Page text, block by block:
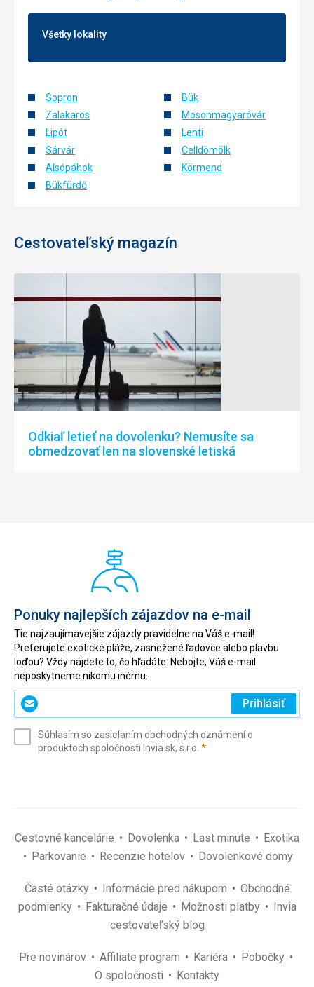
Všetky lokality
Sopron
Zalakaros
Lipót
Sárvár
Alsópáhok
Bükfürdő
Bük
Mosonmagyaróvár
Lenti
Celldömölk
Körmend
Cestovateľský magazín
Odkiaľ letieť na dovolenku? Nemusíte sa
obmedzovať len na slovenské letiská
Ponuky najlepších zájazdov na e-mail
Tie najzaujímavejšie zájazdy pravidelne na Váš e-mail!
Preferujete exotické pláže, zasnežené ľadovce alebo plavbu
loďou? Vždy nájdete to, čo hľadáte. Nebojte, Váš e-mail
neposkytneme nikomu inému.
Zadajte
svoj
(povinné)
Prihlásiť
Súhlasím so zasielaním obchodných oznámení o
produktoch spoločnosti Invia.sk, s.r.o. *(povinné)
Cestovné kancelárie Dovolenka Last minute
Exotika
Parkovanie
Recenzie hotelov Dovolenkové domy
Časté otázky Informácie pred nákupom
Obchodné
podmienky
Fakturačné údaje Možnosti platby
Invia
cestovateľský blog
Pre novinárov Affiliate program Kariéra
Pobočky
O spoločnosti
Kontakty